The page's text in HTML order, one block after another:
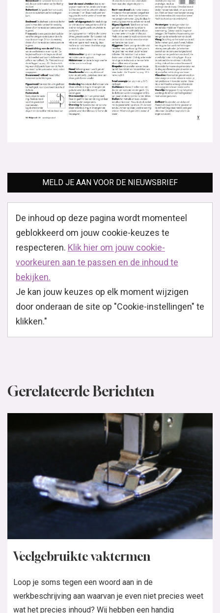
MELD JE AAN VOOR DE NIEUWSBRIEF
De inhoud op deze pagina wordt momenteel
geblokkeerd om jouw cookie-keuzes te
respecteren. Klik hier om jouw cookie-
voorkeuren aan te passen en de inhoud te
bekijken.
Je kan jouw keuzes op elk moment wijzigen
door onderaan de site op "Cookie-instellingen" te
klikken."
Gerelateerde Berichten
Veelgebruikte vaktermen
Loop je soms tegen een woord aan in de
werkbeschrijving aan waarvan je even niet precies weet
wat het precies inhoud? Wij hebben een handig